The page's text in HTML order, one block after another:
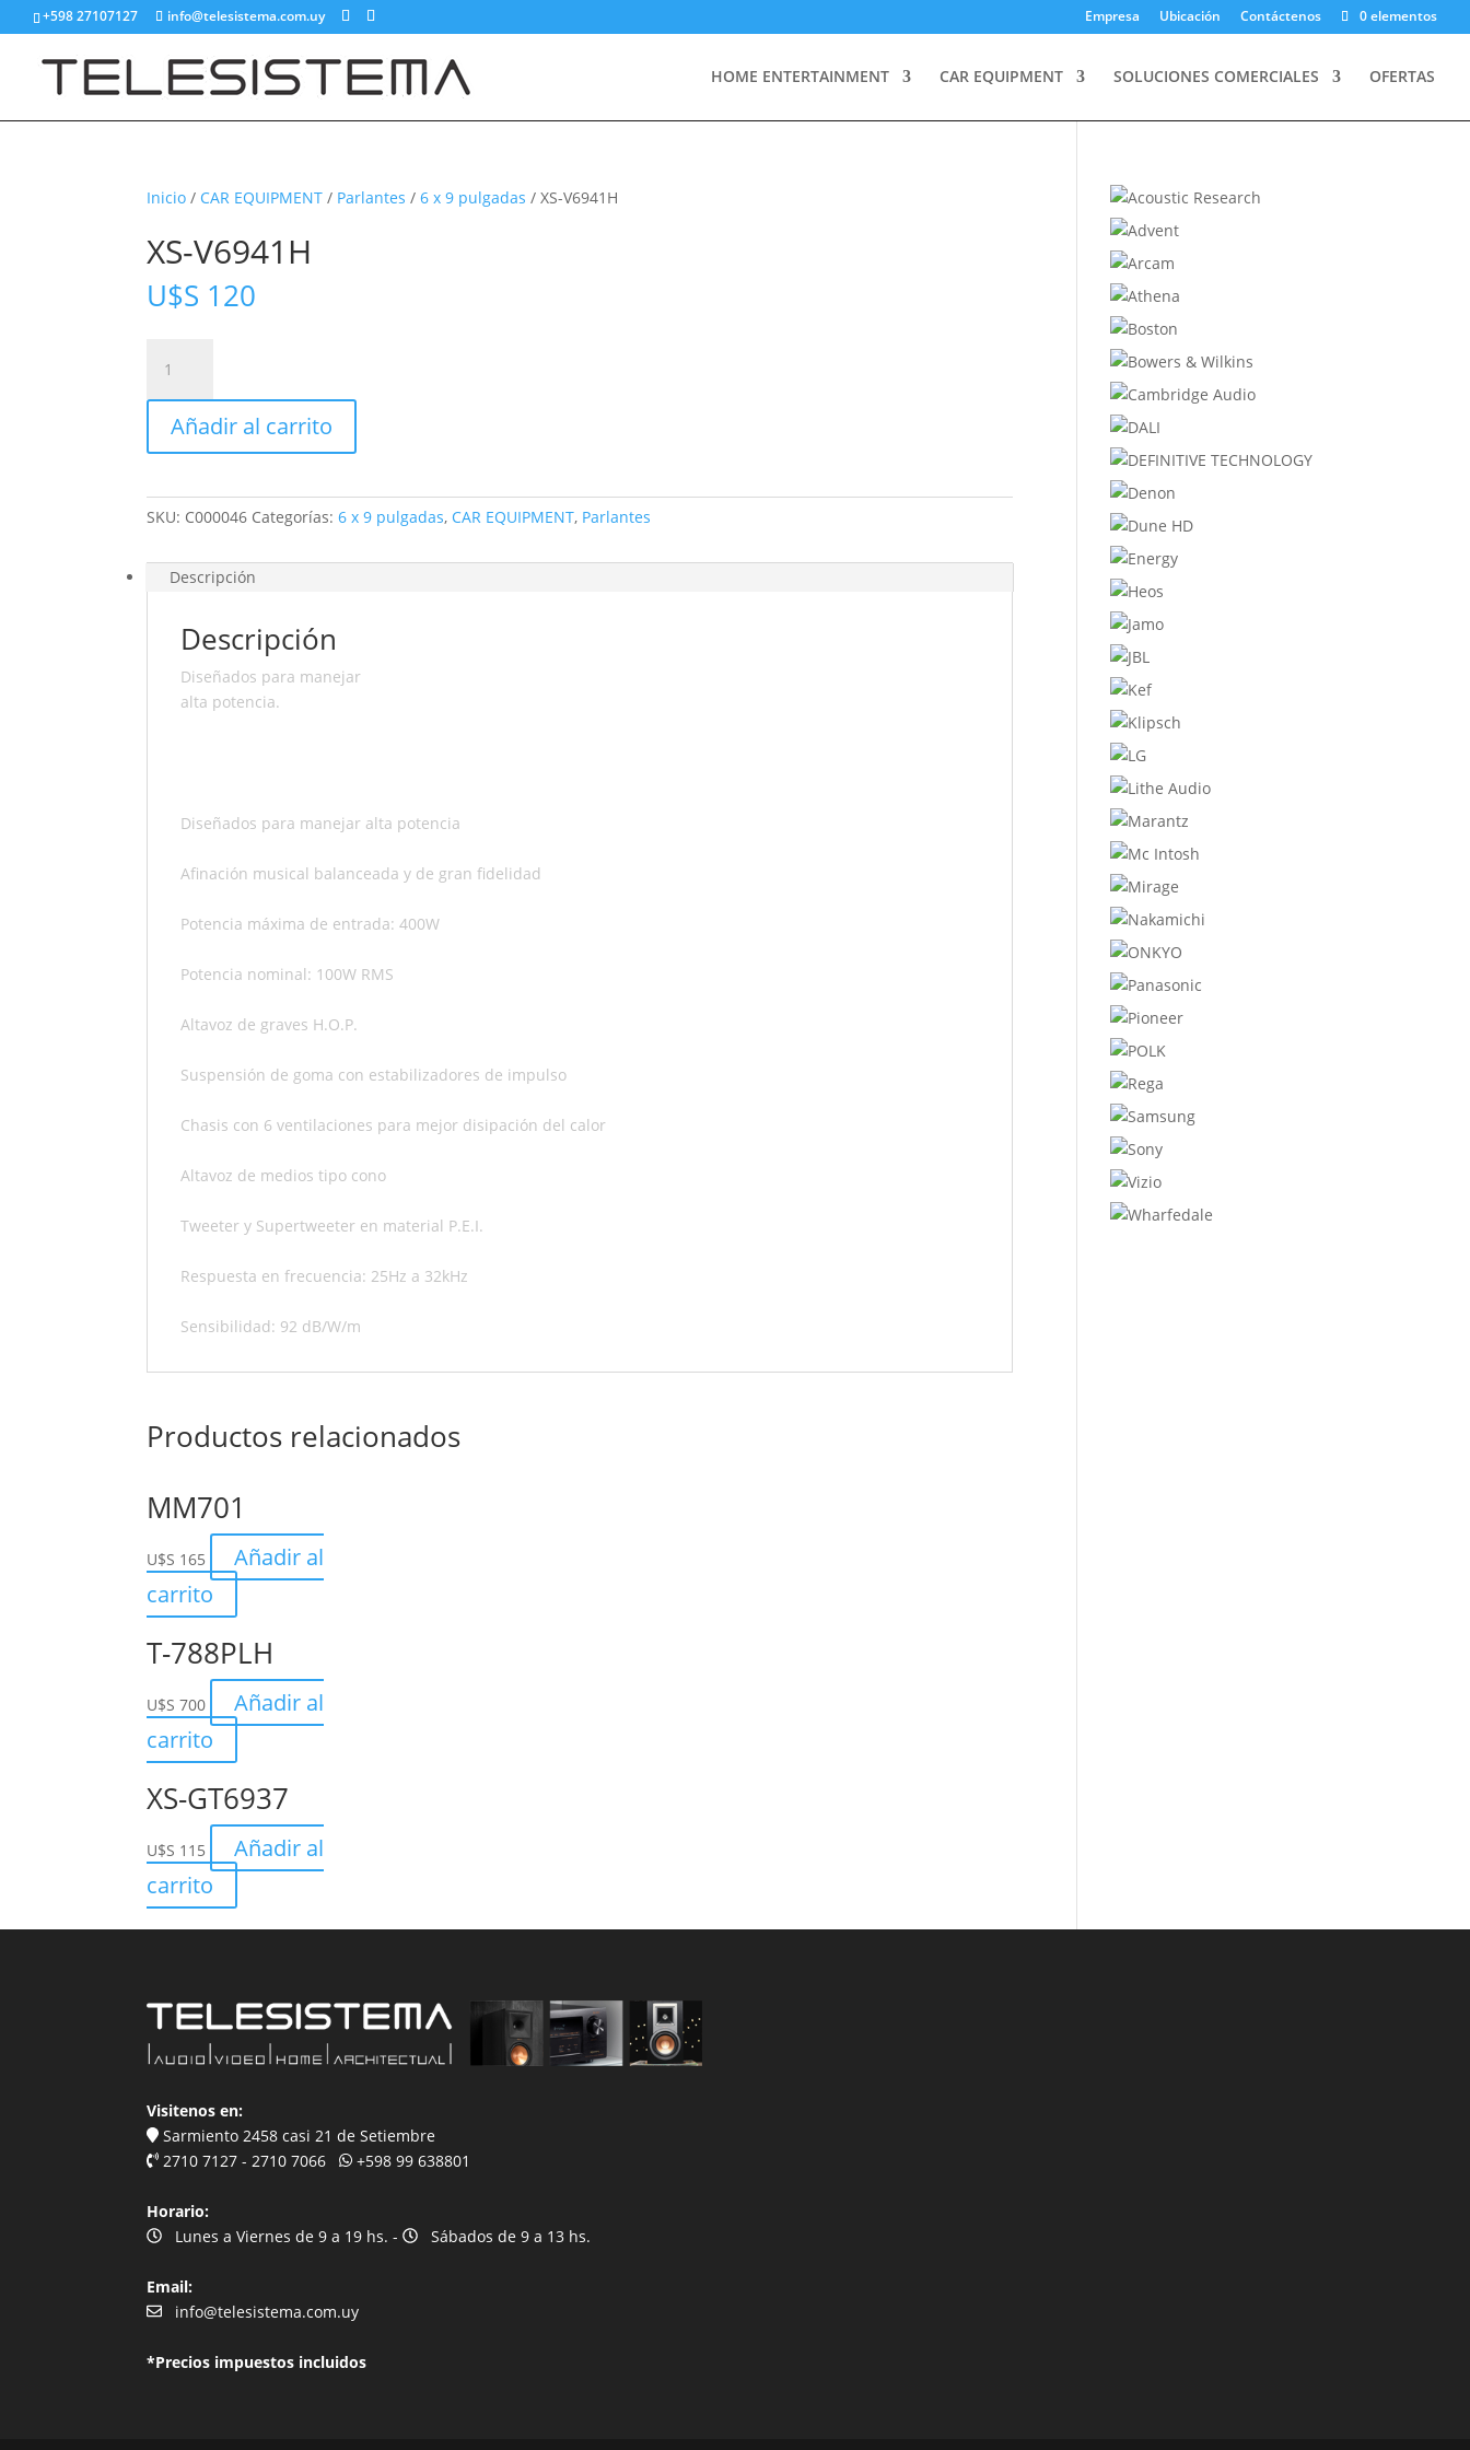
+598 27107127 info@telesistema.com.uy Empresa Ubicación Contáctenos 0 elementos
HOME ENTERTAINMENT CAR EQUIPMENT SOLUCIONES COMERCIALES OFERTAS
Inicio / CAR EQUIPMENT / Parlantes /6 x 9 pulgadas / XS-V6941H
XS-V6941H
U$S 120
V6941H
cantidad
Añadir al carrito
SKU: C000046 Categorías:6 x 9 pulgadas, CAR EQUIPMENT, Parlantes
Descripción
Descripción
Diseñados para manejar
alta potencia.
Diseñados para manejar alta potencia
Afinación musical balanceada y de gran fidelidad
Potencia máxima de entrada: 400W
Potencia nominal: 100W RMS
Altavoz de graves H.O.P.
Suspensión de goma con estabilizadores de impulso
Chasis con 6 ventilaciones para mejor disipación del calor
Altavoz de medios tipo cono
Tweeter y Supertweeter en material P.E.I.
Respuesta en frecuencia: 25Hz a 32kHz
Sensibilidad: 92 dB/W/m
Productos relacionados
MM701
U$S 165
Añadir al
carrito
T-788PLH
U$S700
Añadir al
carrito
XS-GT6937
U$S 115
Añadir al
carrito
Visitenos en:
Sarmiento 2458 casi 21 de Setiembre
2710 7127 - 2710 7066
+598 99 638801
Horario:
Lunes a Viernes de 9 a 19 hs. -
Sábados de 9 a 13 hs.
Email:
info@telesistema.com.uy
*Precios impuestos incluidos